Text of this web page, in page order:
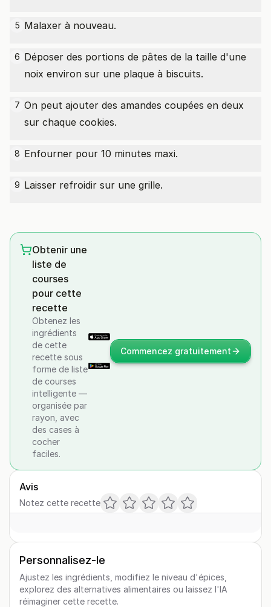
5 Malaxer à nouveau.
6 Déposer des portions de pâtes de la taille d'une
noix environ sur une plaque à biscuits.
7 On peut ajouter des amandes coupées en deux
sur chaque cookies.
8 Enfourner pour 10 minutes maxi.
9 Laisser refroidir sur une grille.
Obtenir une
liste de
courses
pour cette
recette
Obtenez les
ingrédients
de cette
recette sous
forme de liste
de courses
intelligente —
organisée par
rayon, avec
des cases à
cocher
faciles.
Commencez gratuitement
Avis
Notez cette recette
Personnalisez-le
Ajustez les ingrédients, modifiez le niveau d'épices,
explorez des alternatives alimentaires ou laissez l'IA
réimaginer cette recette.